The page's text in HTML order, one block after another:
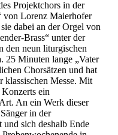
Projektchors in der
von Lorenz Maierhofer
dabei an der Orgel von
Brass“ unter der
den neun liturgischen
25 Minuten lange „Vater
Chorsätzen und hat
klassischen Messe. Mit
ein
An ein Werk dieser
in der
und sich deshalb Ende